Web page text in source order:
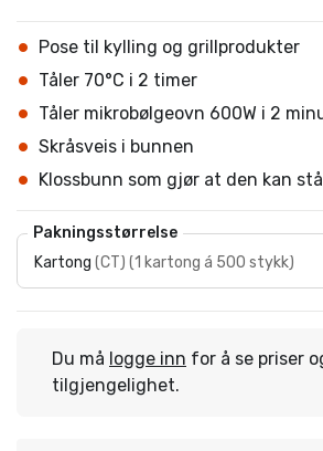
Pose til kylling og grillprodukter
Tåler 70°C i 2 timer
Tåler mikrobølgeovn 600W i 2
Skråsveis i bunnen
Klossbunn som gjør at den kan
Pakningsstørrelse
Kartong (CT) (1 kartong á 500 stykk)
Du må logge inn for å se priser
tilgjengelighet.